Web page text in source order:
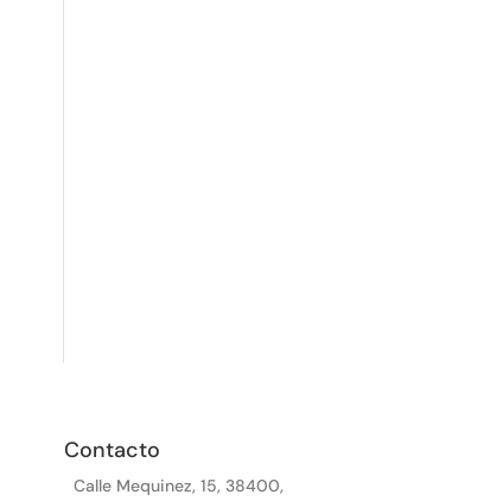
Contacto
Calle Mequinez, 15, 38400,